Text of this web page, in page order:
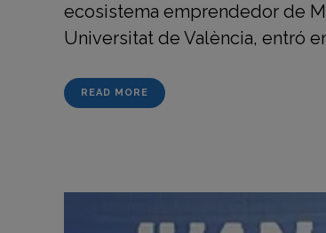
ecosistema emprendedor de
Universitat de València, entró
READ MORE